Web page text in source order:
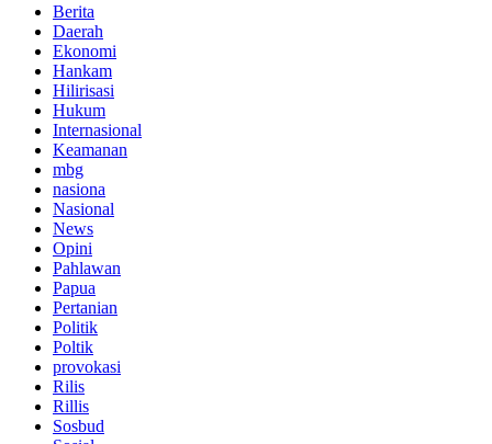
Berita
Daerah
Ekonomi
Hankam
Hilirisasi
Hukum
Internasional
Keamanan
mbg
nasiona
Nasional
News
Opini
Pahlawan
Papua
Pertanian
Politik
Poltik
provokasi
Rilis
Rillis
Sosbud